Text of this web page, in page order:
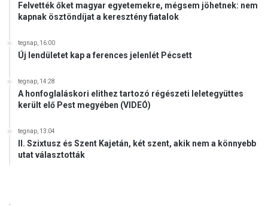
Felvették őket magyar egyetemekre, mégsem jöhetnek: nem
kapnak ösztöndíjat a keresztény fiatalok
tegnap, 16:00
Új lendületet kap a ferences jelenlét Pécsett
tegnap, 14:28
A honfoglaláskori elithez tartozó régészeti leletegyüttes
került elő Pest megyében (VIDEÓ)
tegnap, 13:04
II. Szixtusz és Szent Kajetán, két szent, akik nem a könnyebb
utat választották
.